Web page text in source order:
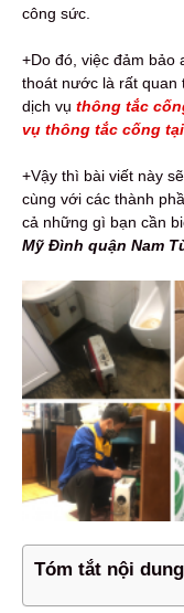
công sức.
+Do đó, việc đảm bảo
thoát nước là rất quan
dịch vụ thông tắc
vụ thông tắc cống
+Vậy thì bài viết này
cùng với các thành
cả những gì bạn cần
Mỹ Đình quận Nam
Tóm tắt nội